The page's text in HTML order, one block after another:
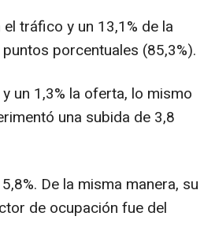
tráfico y un 13,1% de la
porcentuales (85,3%).
un 1,3% la oferta, lo mismo
una subida de 3,8
De la misma manera, su
de ocupación fue del